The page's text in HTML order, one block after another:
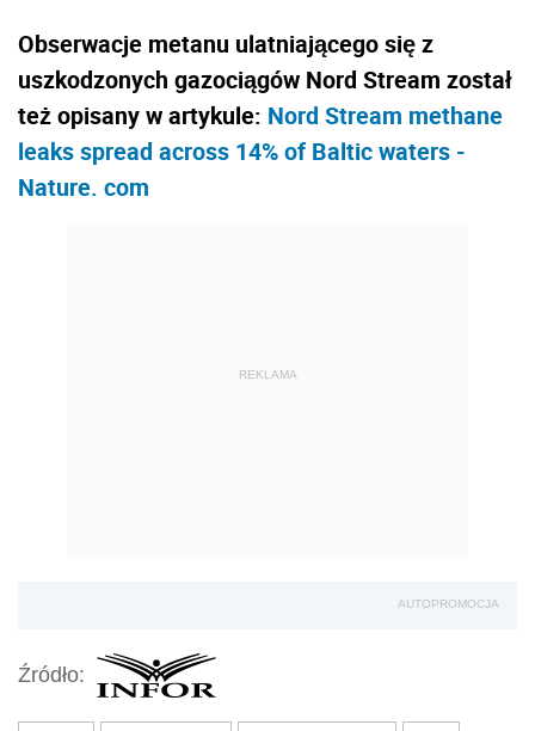
Obserwacje metanu ulatniającego się z
uszkodzonych gazociągów Nord Stream został
też opisany w artykule: Nord Stream methane
leaks spread across 14% of Baltic waters -
Nature. com
REKLAMA
AUTOPROMOCJA
Źródło: